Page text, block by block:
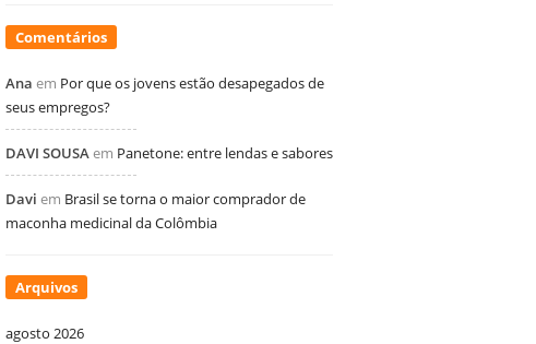
Comentários
Ana em Por que os jovens estão desapegados de
seus empregos?
DAVI SOUSAem Panetone: entre lendas e sabores
Davi em Brasil se torna o maior comprador de
maconha medicinal da Colômbia
Arquivos
agosto 2026